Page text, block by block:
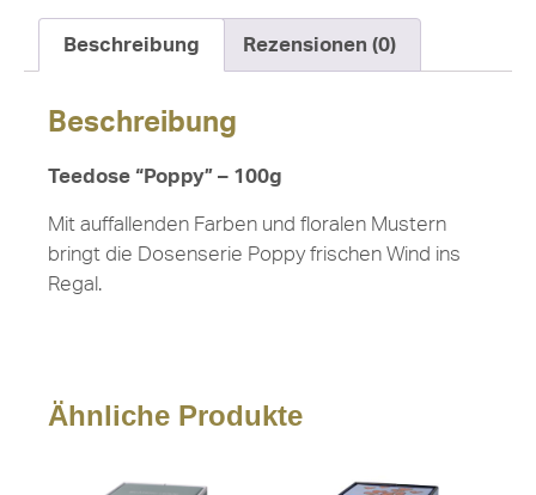
Beschreibung Rezensionen (0)
Beschreibung
Teedose “Poppy” – 100g
Mit auffallenden Farben und floralen Mustern
bringt die Dosenserie Poppy frischen Wind ins
Regal.
Ähnliche Produkte